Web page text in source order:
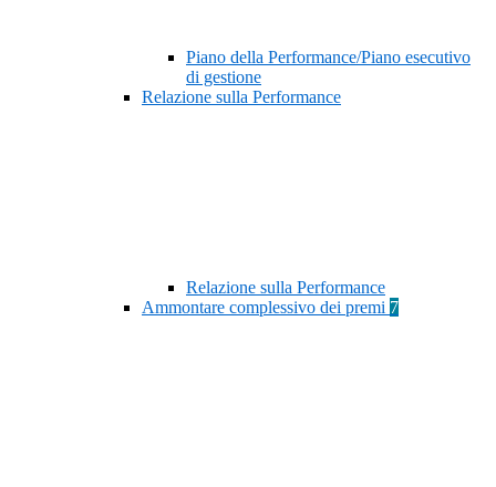
Piano della Performance/Piano esecutivo
di gestione
Relazione sulla Performance
Relazione sulla Performance
Ammontare complessivo dei premi 7